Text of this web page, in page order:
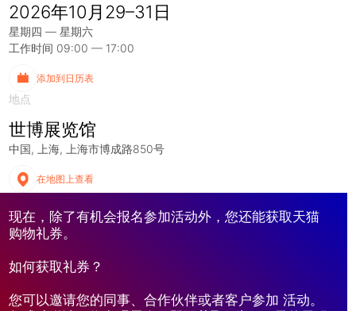
2026年10月29–31日
星期四 — 星期六
工作时间 09:00 — 17:00
添加到日历表
地点
世博展览馆
中国 上海 上海市博成路850号
在地图上查看
现在，除了有机会报名参加活动外，您还能获取天猫
购物礼券。
如何获取礼券？
您可以邀请您的同事、合作伙伴或者客户参加 活动。